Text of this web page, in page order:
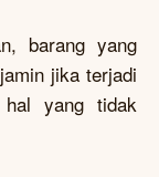
barang yang
jika terjadi
hal yang tidak